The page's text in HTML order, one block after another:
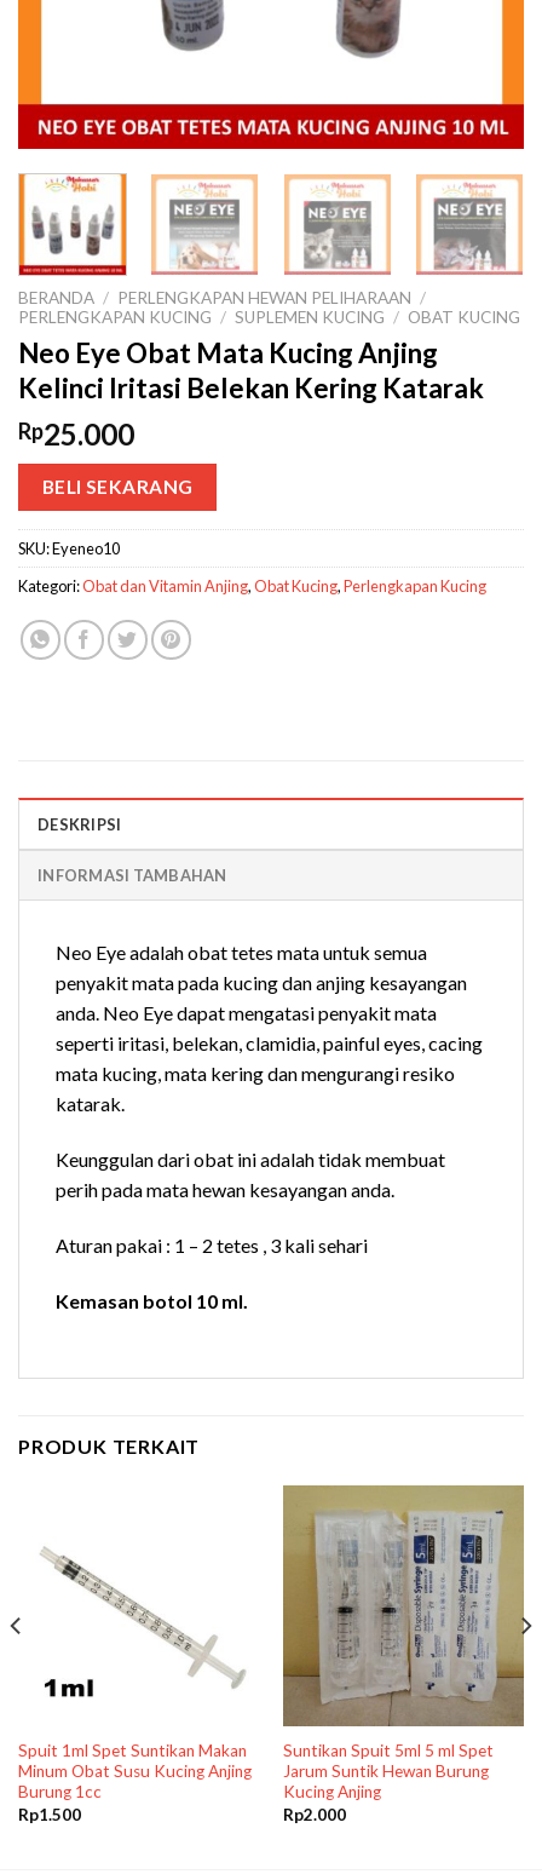
BERANDA / PERLENGKAPAN HEWAN PELIHARAAN /
PERLENGKAPAN KUCING / SUPLEMEN KUCING / OBAT KUCING
Neo Eye Obat Mata Kucing Anjing
Kelinci Iritasi Belekan Kering Katarak
Rp25.000
BELI SEKARANG
SKU:Eyeneo10
Kategori:Obat dan Vitamin Anjing,Obat Kucing,Perlengkapan Kucing
DESKRIPSI
INFORMASI TAMBAHAN
Neo Eye adalah obat tetes mata untuk semua
penyakit mata pada kucing dan anjing kesayangan
anda. Neo Eye dapat mengatasi penyakit mata
seperti iritasi, belekan, clamidia, painful eyes, cacing
mata kucing, mata kering dan mengurangi resiko
katarak.
Keunggulan dari obat ini adalah tidak membuat
perih pada mata hewan kesayangan anda.
Aturan pakai : 1 – 2 tetes , 3 kali sehari
Kemasan botol 10 ml.
PRODUK TERKAIT
Spuit 1ml Spet Suntikan Makan
Minum Obat Susu Kucing Anjing
Burung 1cc
Rp1.500
Suntikan Spuit 5ml 5 ml Spet
Jarum Suntik Hewan Burung
Kucing Anjing
Rp2.000